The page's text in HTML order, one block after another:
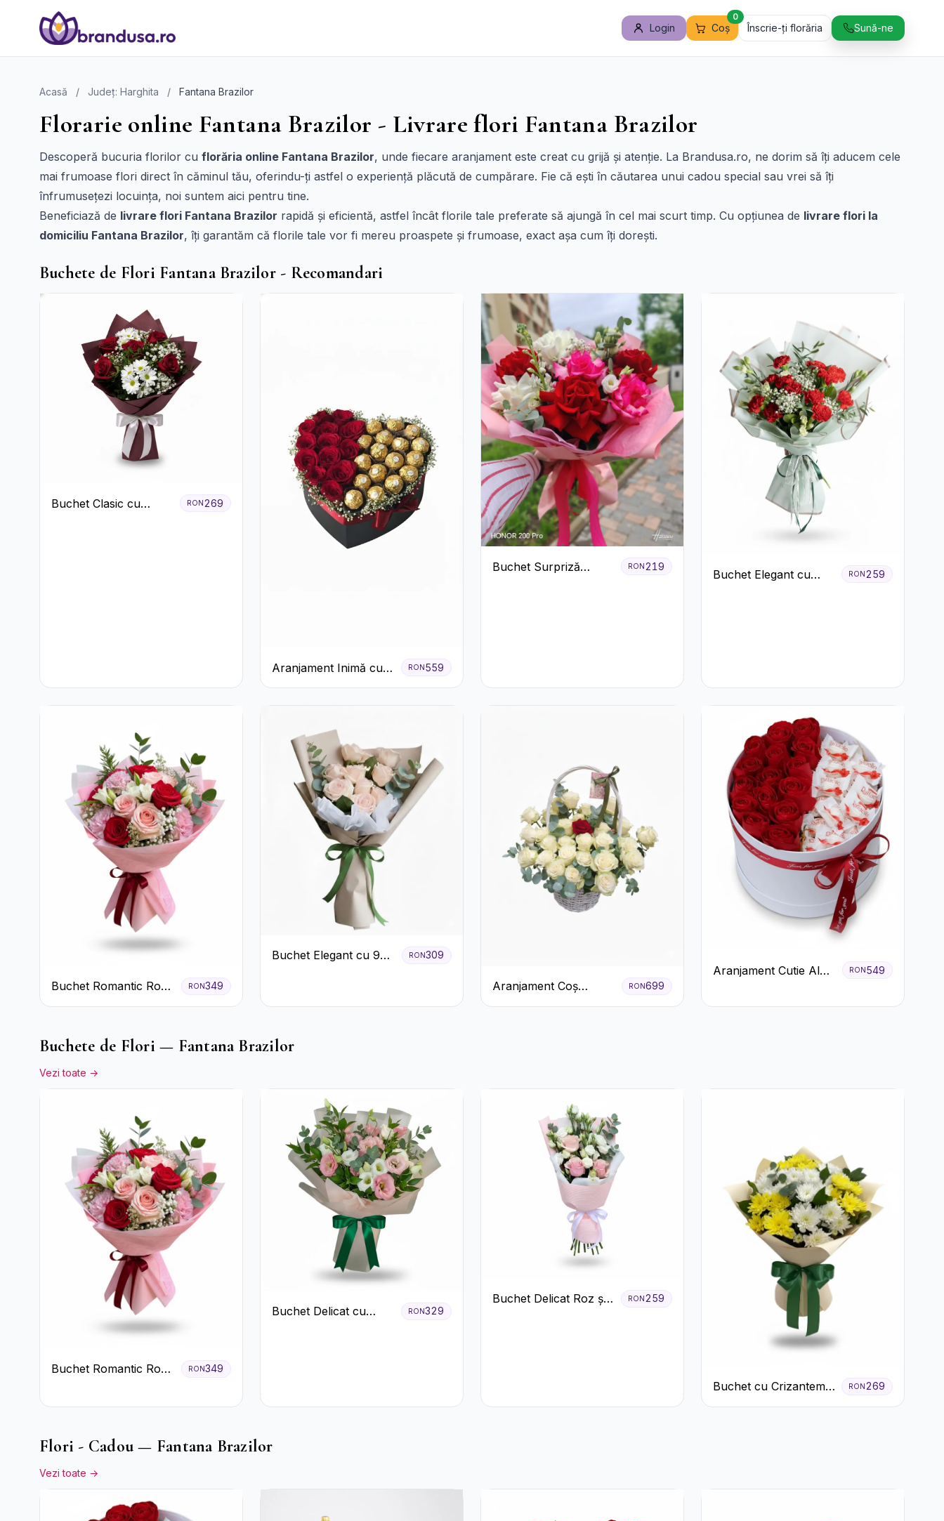
Login Coș
0
Înscrie-ți florăria Sună-ne
Acasă / Județ: Harghita / Fantana Brazilor
Florarie online Fantana Brazilor - Livrare flori Fantana Brazilor
Descoperă bucuria florilor cu florăria online Fantana Brazilor, unde fiecare aranjament este creat cu grijă și atenție. La Brandusa.ro, ne dorim să îți aducem cele
mai frumoase flori direct în căminul tău, oferindu-ți astfel o experiență plăcută de cumpărare. Fie că ești în căutarea unui cadou special sau vrei să îți
înfrumusețezi locuința, noi suntem aici pentru tine.
Beneficiază de livrare flori Fantana Brazilor rapidă și eficientă, astfel încât florile tale preferate să ajungă în cel mai scurt timp. Cu opțiunea de livrare flori la
domiciliu Fantana Brazilor, îți garantăm că florile tale vor fi mereu proaspete și frumoase, exact așa cum îți dorești.
Buchete de Flori Fantana Brazilor - Recomandari
Buchet Clasic cu
RON 269
Aranjament Inimă cu
Trandafiri Roșii și
RON559
Buchet Surpriză
RON219
Buchet Elegant cu
RON259
Buchet Romantic Roșu
și Roz Pastel
RON349
Buchet Elegant cu 9
RON309
Aranjament Coș
Trandafiri Albi cu
RON699
Aranjament Cutie Albă
Raffaello
RON549
Buchete de Flori — Fantana Brazilor
Vezi toate →
Buchet Romantic Roșu
RON349
Buchet Delicat cu
RON329
Buchet Delicat Roz și
RON259
Buchet cu Crizanteme
Albe și Galbene
RON269
Flori - Cadou — Fantana Brazilor
Vezi toate →